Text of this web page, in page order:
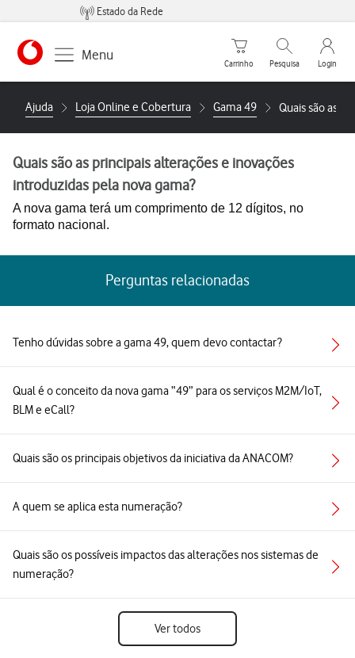
Estado da Rede
https://www.vodafone.pt
Menu
Carrinho de compras
Carrinho
Pesquisar
Pesquisa
My
Login
Ajuda Loja Online e Cobertura Gama 49 Quais são as
Quais são as principais alterações e inovações
introduzidas pela nova gama?
A nova gama terá um comprimento de 12 dígitos, no
formato nacional.
Perguntas relacionadas
Tenho dúvidas sobre a gama 49, quem devo contactar?
Qual é o conceito da nova gama “49” para os serviços M2M/IoT,
BLM e eCall?
Quais são os principais objetivos da iniciativa da ANACOM?
A quem se aplica esta numeração?
Quais são os possíveis impactos das alterações nos sistemas de
numeração?
Ver todos